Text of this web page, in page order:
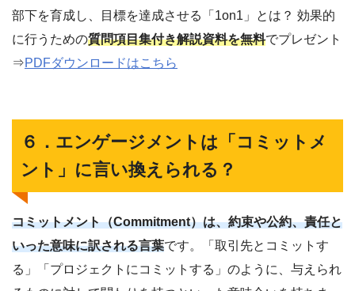
部下を育成し、目標を達成させる「1on1」とは？ 効果的
に行うための質問項目集付き解説資料を無料でプレゼント
⇒PDFダウンロードはこちら
６．エンゲージメントは「コミットメ
ント」に言い換えられる？
コミットメント（Commitment）は、約束や公約、責任と
いった意味に訳される言葉です。「取引先とコミットす
る」「プロジェクトにコミットする」のように、与えられ